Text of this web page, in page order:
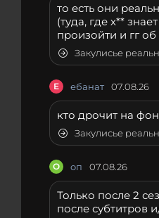
то есть они
(туда, где х**
произойти и гг
Закулисье
Е ебанат 07.08.26
кто дрочит на
Закулисье
О оп 07.08.26
Только после 2
после субтитров